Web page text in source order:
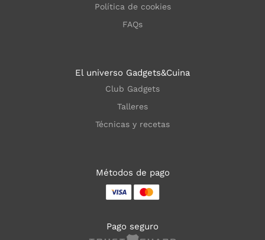
Política de cookies
FAQs
El universo Gadgets&Cuina
Club Gadgets
Talleres
Técnicas y recetas
Métodos de pago
Pago seguro